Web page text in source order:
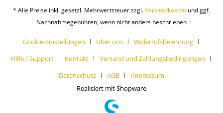
* Alle Preise inkl. gesetzl. Mehrwertsteuer zzgl.Versandkosten und ggf.
Nachnahmegebühren, wenn nicht anders beschrieben
Cookie-Einstellungen Über uns
Widerrufsbelehrung
Hilfe / Support
Kontakt
Versand und Zahlungsbedingungen
Datenschutz
AGB
Impressum
Realisiert mit Shopware